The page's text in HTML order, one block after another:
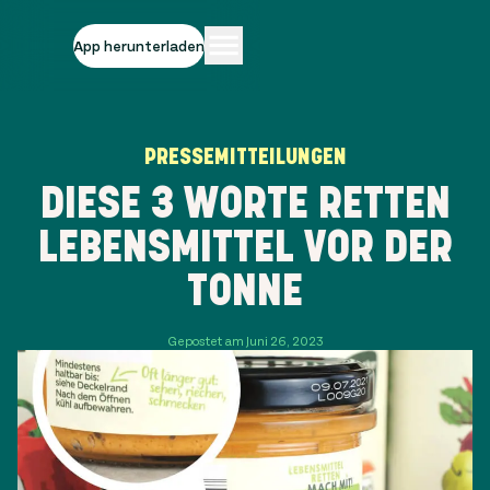
App herunterladen
PRESSEMITTEILUNGEN
DIESE 3 WORTE RETTEN
LEBENSMITTEL VOR DER
TONNE
Gepostet am Juni 26, 2023